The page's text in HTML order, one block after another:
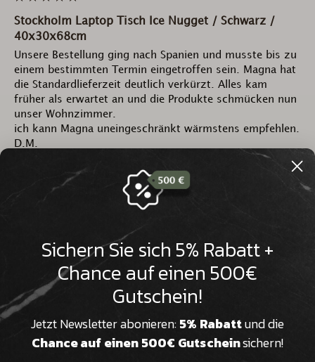
Sortieren
Stockholm Laptop Tisch Ice Nugget / Schwarz /
40x30x68cm
Unsere Bestellung ging nach Spanien und musste bis zu
einem bestimmten Termin eingetroffen sein. Magna hat
die Standardlieferzeit deutlich verkürzt. Alles kam
früher als erwartet an und die Produkte schmücken nun
unser Wohnzimmer.
ich kann Magna uneingeschränkt wärmstens empfehlen.
D.M.
3 Personen haben diese Bewertung hilfreich gefunden.
Fanden Sie diese Bewertung hilfreich?
3
Sichern Sie sich 5% Rabatt +
Chance auf einen 500€
Gutschein!
Jetzt Newsletter abonieren:5% Rabattund die
Chance auf einen 500€ Gutscheinsichern!